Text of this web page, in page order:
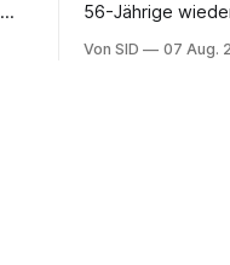
56-Jährige
Von SID 07 Aug.